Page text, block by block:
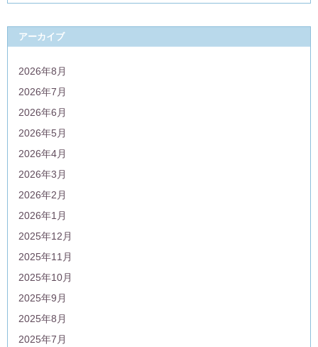
アーカイブ
2026年8月
2026年7月
2026年6月
2026年5月
2026年4月
2026年3月
2026年2月
2026年1月
2025年12月
2025年11月
2025年10月
2025年9月
2025年8月
2025年7月